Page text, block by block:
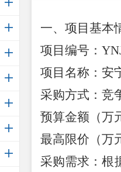
一、项目基本
项目编号：
项目名称：安
采购方式：竞
预算金额（万
最高限价（万
采购需求：根